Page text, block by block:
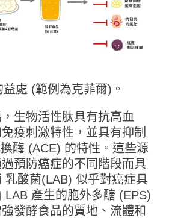
處 (範例為克菲爾)。
生物活性肽具有抗高血
疫刺激特性，並具有抑制
酶 (ACE) 的特性。這些源
預防癌症的不同階段而具
乳酸菌(LAB) 似乎對癌症具
LAB 產生的胞外多醣 (EPS)
發酵食品的質地、流體和